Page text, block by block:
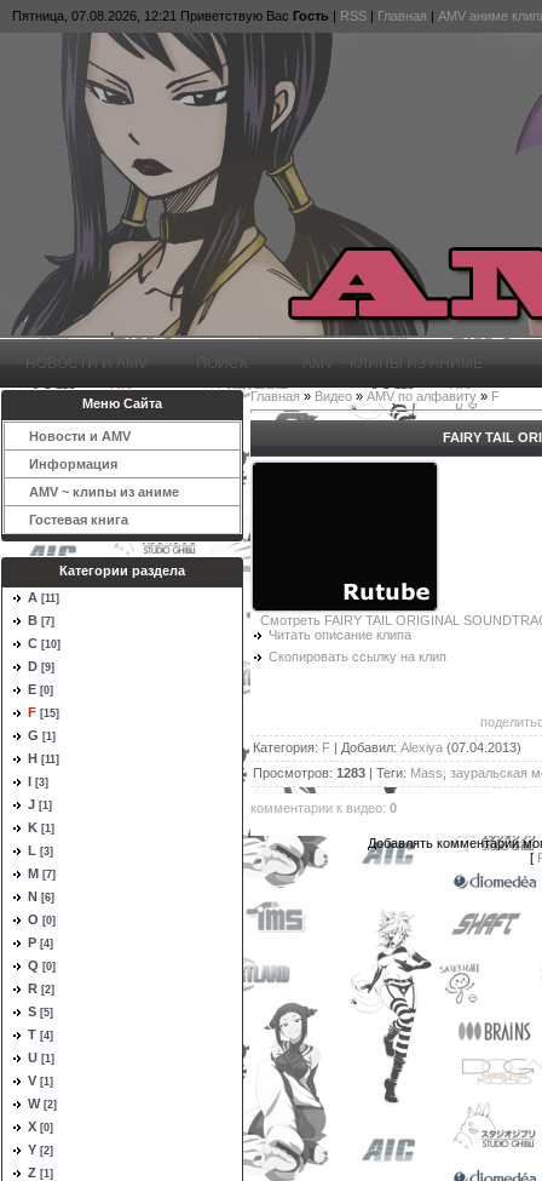
Пятница, 07.08.2026, 12:21 Приветствую Вас Гость | RSS | Главная | AMV аниме
НОВОСТИ И AMV ПОИСК AMV ~ КЛИПЫ ИЗ АНИМЕ
Меню Сайта
Новости и AMV
Информация
AMV ~ клипы из аниме
Гостевая книга
Категории раздела
A [11]
B [7]
C [10]
D [9]
E [0]
F [15]
G [1]
H [11]
I [3]
J [1]
K [1]
L [3]
M [7]
N [6]
O [0]
P [4]
Q [0]
R [2]
S [5]
T [4]
U [1]
V [1]
W [2]
X [0]
Y [2]
Z [1]
Главная » Видео » AMV по алфавиту » F
FAIRY TAIL
Смотреть FAIRY TAIL ORIGINAL
Читать описание клипа
Скопировать ссылку на клип
Категория: F | Добавил: Alexiya (07.04.2013)
Просмотров: 1283 | Теги: Mass зауральская
комментарии к видео: 0
Добавлять комментарии
[